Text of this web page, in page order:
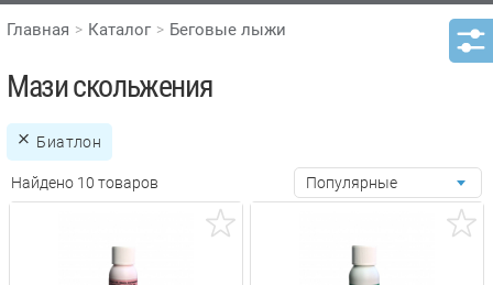
Главная Каталог Беговые лыжи
Мази скольжения
Биатлон
Найдено 10 товаров Популярные